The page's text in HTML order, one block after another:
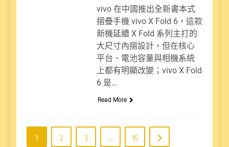
vivo 在中國推出全新書本式
摺疊手機 vivo X Fold 6，這款
新機延續 X Fold 系列主打的
大尺寸內摺設計，但在核心
平台、電池容量與相機系統
上都有明顯改變；vivo X Fold
6 是…
Read More
1 2 3 ... 15